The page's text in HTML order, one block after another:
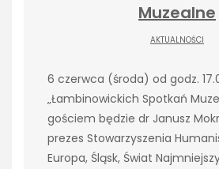
Muzealne
AKTUALNOŚCI
6 czerwca (środa) od godz.
„Łambinowickich Spotkań
gościem będzie dr Janusz
prezes Stowarzyszenia
Europa, Śląsk, Świat